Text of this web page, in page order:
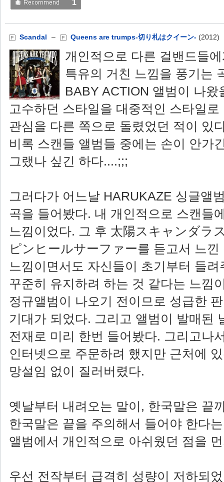
1
Scandal – Queens are trumps-切り札はクイーン- (2012)
개인적으로 다른 걸밴드들
특유의 거친 느낌을 풍기는
BABY ACTION 앨범이 나
고수하던 스타일을 대중적인 스타일
관심을 다른 쪽으로 돌렸었던 적이 있
비록 스캔들 앨범들 중에는 손이 안가
그랬나 싶긴 하다....;;;
그러다가 어느날 HARUKAZE 싱글앨
곡을 들어봤다. 내 개인적으로 스캔들
느낌이었다. 그 후 太陽スキャンダラ
ピンヒールサーファー를 듣고서 느
느낌이면서도 자신들이 초기부터 들
꾸준히 유지하려 하는 것 같다는 느낌
정규앨범이 나오기 전이므로 성급한
기대가 되었다. 그리고 앨범이 발매된
전재로 미리 한번 들어봤다. 그리고나
인터넷으로 주문하려 했지만 근처에
망설임 없이 질러버렸다.
옛날부터 내려오는 말이, 한국말은 끝
한국말은 끝을 주의해서 들어야 한다
앨범에서 개인적으로 아쉬웠던 점을
우선 전작부터 급격히 성량이 저하되